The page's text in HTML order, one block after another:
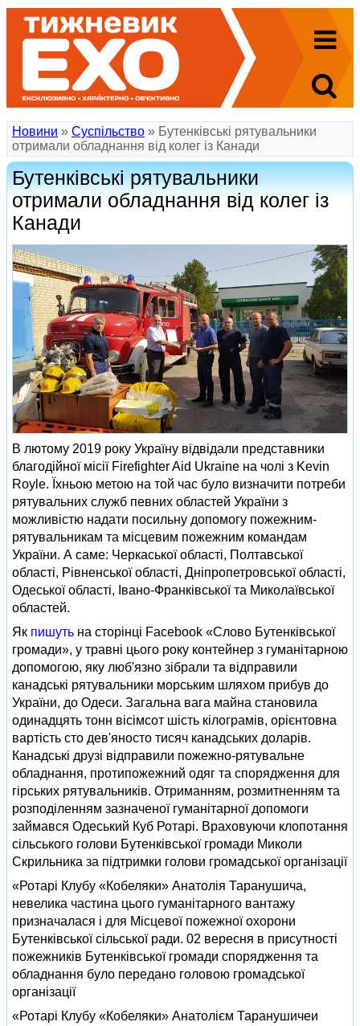
Новини » Суспільство » Бутенківські рятувальники
отримали обладнання від колег із Канади
Бутенківські рятувальники
отримали обладнання від колег із
Канади
В лютому 2019 року Україну відвідали представники
благодійної місії Firefighter Aid Ukraine на чолі з Kevin
Royle. Їхньою метою на той час було визначити потреби
рятувальних служб певних областей України з
можливістю надати посильну допомогу пожежним-
рятувальникам та місцевим пожежним командам
України. А саме: Черкаської області, Полтавської
області, Рівненської області, Дніпропетровської області,
Одеської області, Івано-Франківської та Миколаївської
областей.
Як пишуть на сторінці Facebook «Слово Бутенківської
громади», у травні цього року контейнер з гуманітарною
допомогою, яку люб'язно зібрали та відправили
канадські рятувальники морським шляхом прибув до
України, до Одеси. Загальна вага майна становила
одинадцять тонн вісімсот шість кілограмів, орієнтовна
вартість сто дев'яносто тисяч канадських доларів.
Канадські друзі відправили пожежно-рятувальне
обладнання, протипожежний одяг та спорядження для
гірських рятувальників. Отриманням, розмитненням та
розподіленням зазначеної гуманітарної допомоги
займався Одеський Куб Ротарі. Враховуючи клопотання
сільського голови Бутенківської громади Миколи
Скрильника за підтримки голови громадської організації
«Ротарі Клубу «Кобеляки» Анатолія Таранушича,
невелика частина цього гуманітарного вантажу
призначалася і для Місцевої пожежної охорони
Бутенківської сільської ради. 02 вересня в присутності
пожежників Бутенківської громади спорядження та
обладнання було передано головою громадської
організації
«Ротарі Клубу «Кобеляки» Анатолієм Таранушичеи